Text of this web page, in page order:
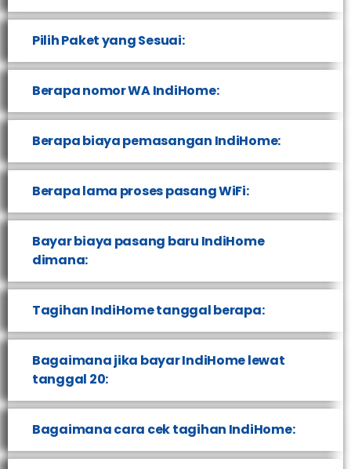
Pilih Paket yang Sesuai:
Berapa nomor WA IndiHome:
Berapa biaya pemasangan IndiHome:
Berapa lama proses pasang WiFi:
Bayar biaya pasang baru IndiHome
dimana:
Tagihan IndiHome tanggal berapa:
Bagaimana jika bayar IndiHome lewat
tanggal 20:
Bagaimana cara cek tagihan IndiHome: